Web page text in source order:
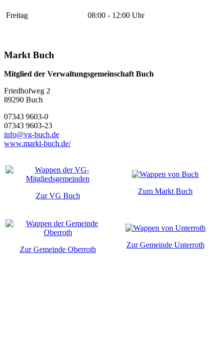
Freitag 08:00 - 12:00 Uhr
Markt Buch
Mitglied der Verwaltungsgemeinschaft Buch
Friedhofweg 2
89290 Buch
07343 9603-0
07343 9603-23
info@vg-buch.de
www.markt-buch.de/
Zur VG Buch
Zum Markt Buch
Zur Gemeinde Oberroth
Zur Gemeinde Unterroth